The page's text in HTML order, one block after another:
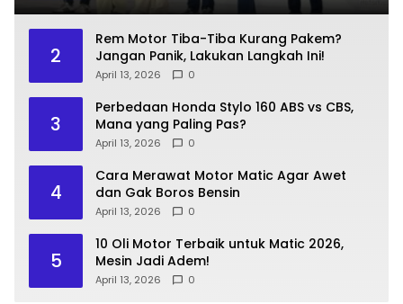
2
Rem Motor Tiba-Tiba Kurang Pakem?
Jangan Panik, Lakukan Langkah Ini!
April 13, 2026 0
3
Perbedaan Honda Stylo 160 ABS vs CBS,
Mana yang Paling Pas?
April 13, 2026 0
4
Cara Merawat Motor Matic Agar Awet
dan Gak Boros Bensin
April 13, 2026 0
5
10 Oli Motor Terbaik untuk Matic 2026,
Mesin Jadi Adem!
April 13, 2026 0